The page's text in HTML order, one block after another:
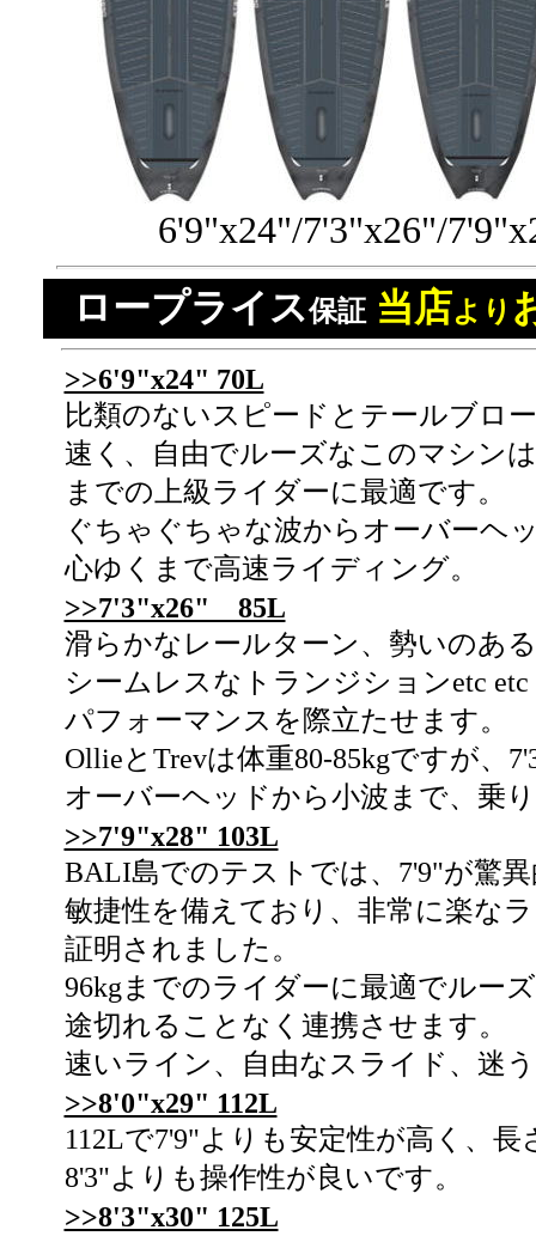
6'9"x24"/7'3"x26"/
ロープライス保証 当店より
>>6'9"x24" 70L
比類のないスピードとテールブロ
速く、自由でルーズなこのマシン
までの上級ライダーに最適です。
ぐちゃぐちゃな波からオーバーヘ
心ゆくまで高速ライディング。
>>7'3"x26" 85L
滑らかなレールターン、勢いのあ
シームレスなトランジションetc
パフォーマンスを際立たせます。
OllieとTrevは体重80-85kgですが、
オーバーヘッドから小波まで、乗
>>7'9"x28" 103L
BALI島でのテストでは、7'9"が驚
敏捷性を備えており、非常に楽な
証明されました。
96kgまでのライダーに最適でルー
途切れることなく連携させます。
速いライン、自由なスライド、迷
>>8'0"x29" 112L
112Lで7'9"よりも安定性が高く、
8'3"よりも操作性が良いです。
>>8'3"x30" 125L